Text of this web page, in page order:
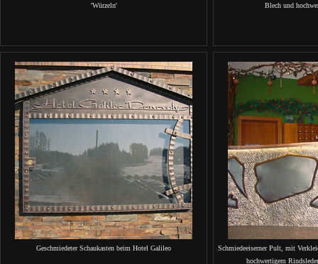
'Würzeln'
Blech und
Geschmiedeter Schaukasten beim Hotel Galileo
Schmiedeeiserner Pult, mit
hochwertigem